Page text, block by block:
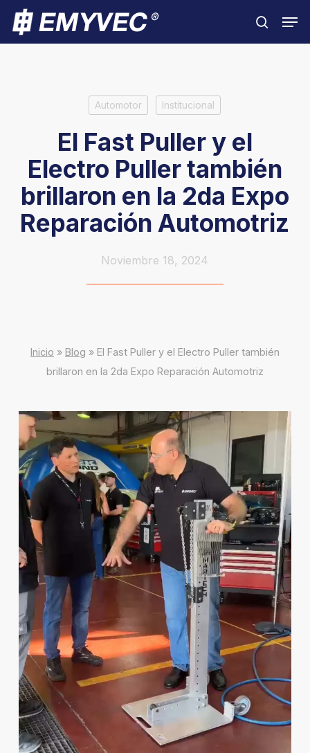
Skip
main
search
Automotor Institucional
El Fast Puller y el
Electro Puller también
brillaron en la 2da Expo
Reparación Automotriz
Noviembre 18, 2024
Inicio » Blog » El Fast Puller y el Electro Puller también
brillaron en la 2da Expo Reparación Automotriz
Close